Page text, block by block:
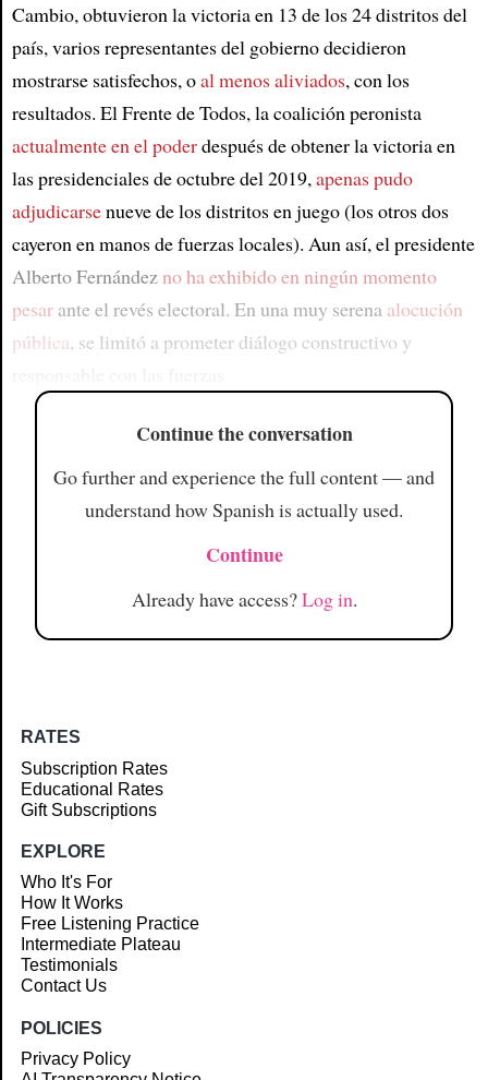
Cambio, obtuvieron la victoria en 13 de los 24 distritos del
país, varios representantes del gobierno decidieron
mostrarse satisfechos, oal menos aliviados, con los
resultados. El Frente de Todos, la coalición peronista
actualmente en el poderdespués de obtener la victoria en
las presidenciales de octubre del 2019,apenas pudo
adjudicarsenueve de los distritos en juego (los otros dos
cayeron en manos de fuerzas locales). Aun así, el presidente
Alberto Fernándezno ha exhibido en ningún momento
pesarante el revés electoral. En una muy serena alocución
pública, se limitó a prometer diálogo constructivo y
Continue the conversation
Go further and experience the full content — and
understand how Spanish is actually used.
Continue
Already have access?Log in.
RATES
Subscription Rates
Educational Rates
Gift Subscriptions
EXPLORE
Who It's For
How It Works
Free Listening Practice
Intermediate Plateau
Testimonials
Contact Us
POLICIES
Privacy Policy